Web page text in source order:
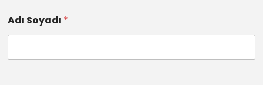
Adı Soyadı *